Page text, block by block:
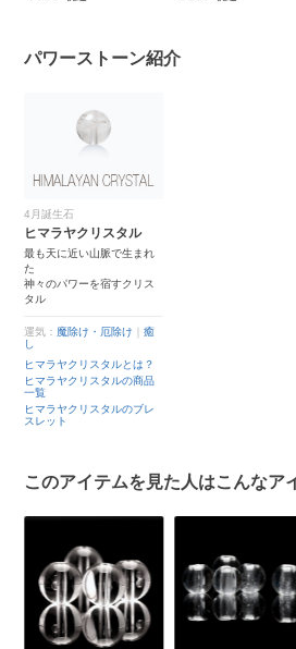
パワーストーン紹介
4月誕生石
ヒマラヤクリスタル
最も天に近い山脈で生まれ
た
神々のパワーを宿すクリス
タル
運気： 魔除け・厄除け ｜癒
し
ヒマラヤクリスタルとは？
ヒマラヤクリスタルの商品
一覧
ヒマラヤクリスタルのブレ
スレット
このアイテムを見た人はこんなア